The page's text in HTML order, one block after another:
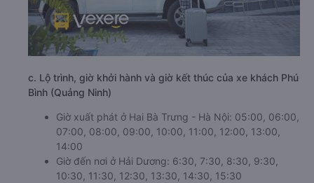
c. Lộ trình, giờ khởi hành và giờ kết thúc của xe khách Phú
Bình (Quảng Ninh)
Giờ xuất phát ở Hai Bà Trưng - Hà Nội: 05:00, 06:00,
07:00, 08:00, 09:00, 10:00, 11:00, 12:00, 13:00,
14:00
Giờ đến nơi ở Hải Dương: 6:30, 7:30, 8:30, 9:30,
10:30, 11:30, 12:30, 13:30, 14:30, 15:30